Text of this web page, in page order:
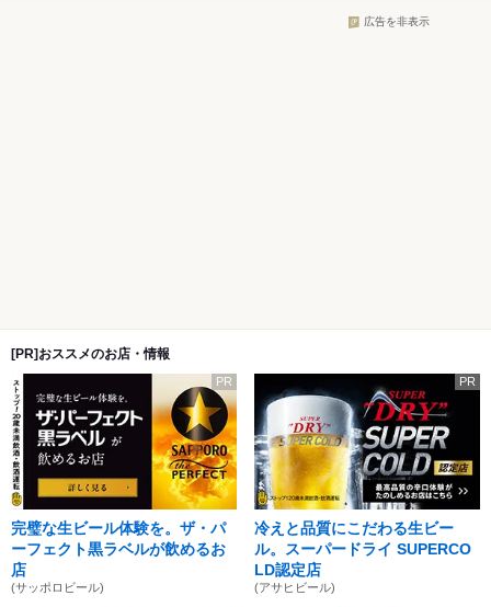
広告を非表示
[PR]おススメのお店・情報
PR
完璧な生ビール体験を。ザ・パ
ーフェクト黒ラベルが飲めるお
店
(サッポロビール)
PR
冷えと品質にこだわる生ビー
ル。スーパードライ SUPERCO
LD認定店
(アサヒビール)